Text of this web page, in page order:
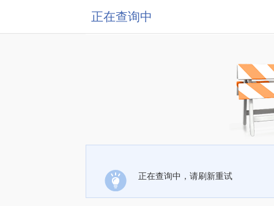
正在查询中
正在查询中，请刷新重试